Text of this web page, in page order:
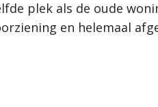
plek als de oude
en helemaal